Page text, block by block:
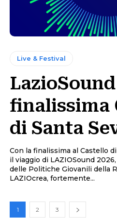
Live & Festival
LazioSound
finalissima
di Santa
Con la finalissima al Castello
il viaggio di LAZIOSound
delle Politiche Giovanili della
LAZIOcrea, fortemente...
1 2 3